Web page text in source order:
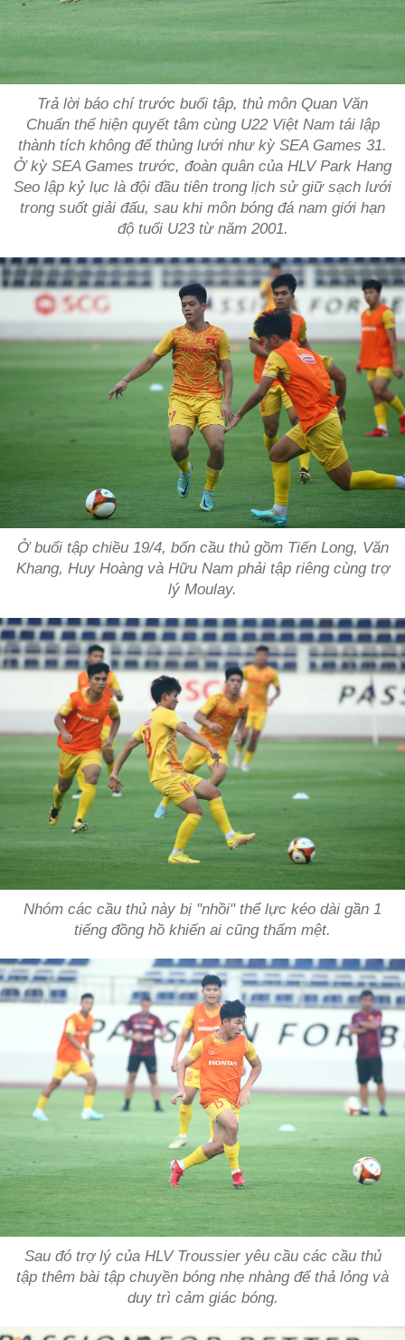
Trả lời báo chí trước buổi tập, thủ môn Quan Văn
Chuẩn thể hiện quyết tâm cùng U22 Việt Nam tái lập
thành tích không để thủng lưới như kỳ SEA Games 31.
Ở kỳ SEA Games trước, đoàn quân của HLV Park Hang
Seo lập kỷ lục là đội đầu tiên trong lịch sử giữ sạch lưới
trong suốt giải đấu, sau khi môn bóng đá nam giới hạn
độ tuổi U23 từ năm 2001.
Ở buổi tập chiều 19/4, bốn cầu thủ gồm Tiến Long, Văn
Khang, Huy Hoàng và Hữu Nam phải tập riêng cùng trợ
lý Moulay.
Nhóm các cầu thủ này bị "nhồi" thể lực kéo dài gần 1
tiếng đồng hồ khiến ai cũng thấm mệt.
Sau đó trợ lý của HLV Troussier yêu cầu các cầu thủ
tập thêm bài tập chuyền bóng nhẹ nhàng để thả lỏng và
duy trì cảm giác bóng.